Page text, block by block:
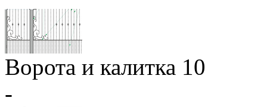
Ворота и калитка 10
-